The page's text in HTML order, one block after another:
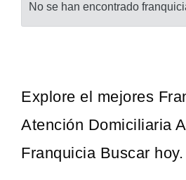
No se han encontrado
Explore el mejores
Atención Domiciliaria
Franquicia Buscar hoy.